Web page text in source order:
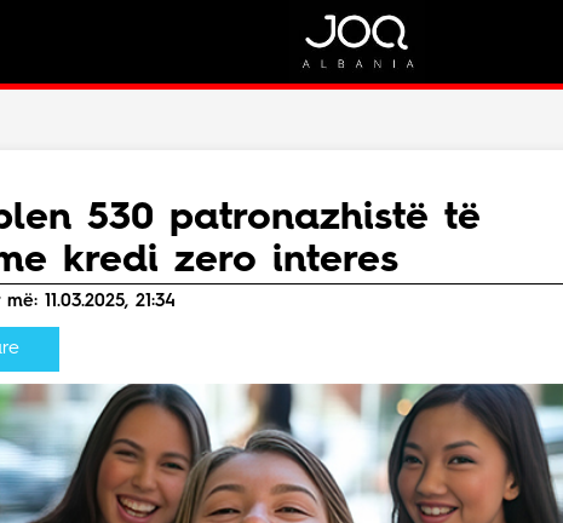
Puno me ne!
Live
Kontakt
530 patronazhistë të
kredi zero interes
11.03.2025, 21:34